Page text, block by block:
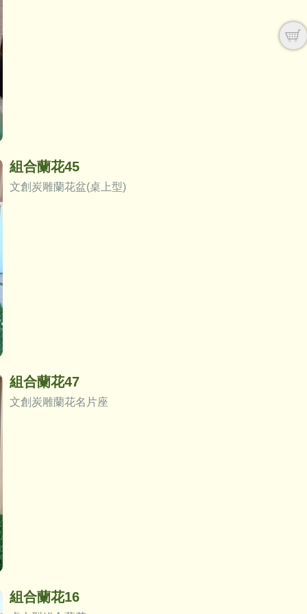
組合蘭花45
文創炭雕蘭花盆(桌上型)
組合蘭花47
文創炭雕蘭花名片座
組合蘭花16